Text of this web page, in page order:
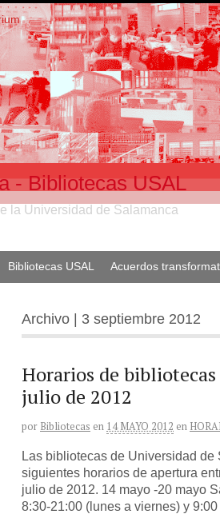
- Bibliotecas USAL
la Universidad de Salamanca
Bibliotecas USAL Acuerdos
Archivo | 3 septiembre 2012
Horarios de
julio de 2012
por Bibliotecas en 14 MAYO 2012 en
Las bibliotecas de Universidad de
siguientes horarios de apertura
julio de 2012. 14 mayo -20 mayo
8:30-21:00 (lunes a viernes) y